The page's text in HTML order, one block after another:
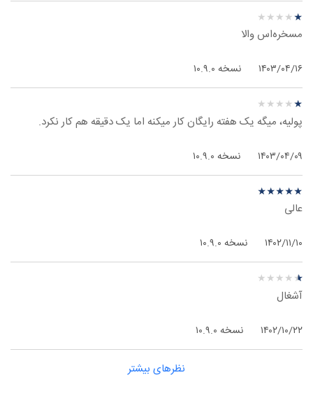
نظر درباره ‫Hotspot Shield Elite - اندروید★★★★★
★
★
★
★
★
مسخره‌اس والا
۱۴۰۳/۰۴/۱۶ نسخه ۱۰.۹.۰
نظر درباره ‫Hotspot Shield Elite - اندروید★★★★★
★
★
★
★
★
پولیه، میگه یک هفته رایگان کار میکنه اما یک دقیقه هم کار نکرد.
۱۴۰۳/۰۴/۰۹ نسخه ۱۰.۹.۰
نظر درباره ‫Hotspot Shield Elite - اندروید★★★★★
★
★
★
★
★
عالی
۱۴۰۲/۱۱/۱۰ نسخه ۱۰.۹.۰
نظر درباره ‫Hotspot Shield Elite - اندروید★★★★★
★
★
★
★
★
آشغال
۱۴۰۲/۱۰/۲۲ نسخه ۱۰.۹.۰
نظرهای بیشتر